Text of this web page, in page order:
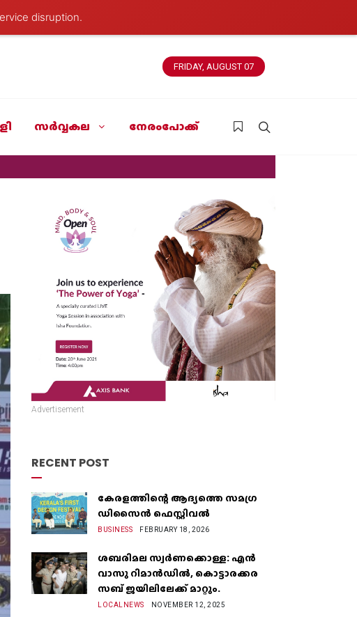
disruption.
FRIDAY, AUGUST 07
സർവ്വകല നേരംപോക്ക്
Advertisement
RECENT POST
കേരളത്തിന്റെ ആദ്യത്തെ സമഗ്ര
ഡിസൈൻ ഫെസ്റ്റിവൽ
BUSINESS FEBRUARY 18, 2026
ശബരിമല സ്വർണക്കൊള്ള: എൻ
വാസു റിമാൻഡിൽ, കൊട്ടാരക്കര
സബ് ജയിലിലേക്ക് മാറ്റും.
LOCALNEWS NOVEMBER 12, 2025